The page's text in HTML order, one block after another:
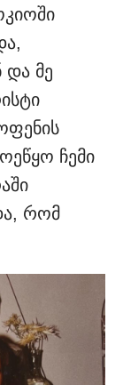
და მე
ჩემი
რომ